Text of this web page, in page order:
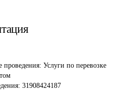
проведения: Услуги по перевозке
31908424187